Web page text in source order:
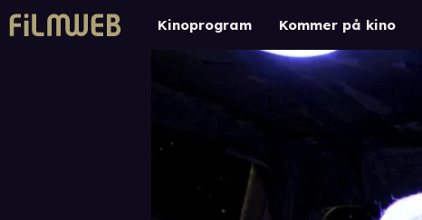
Kinoprogram Kommer på kino